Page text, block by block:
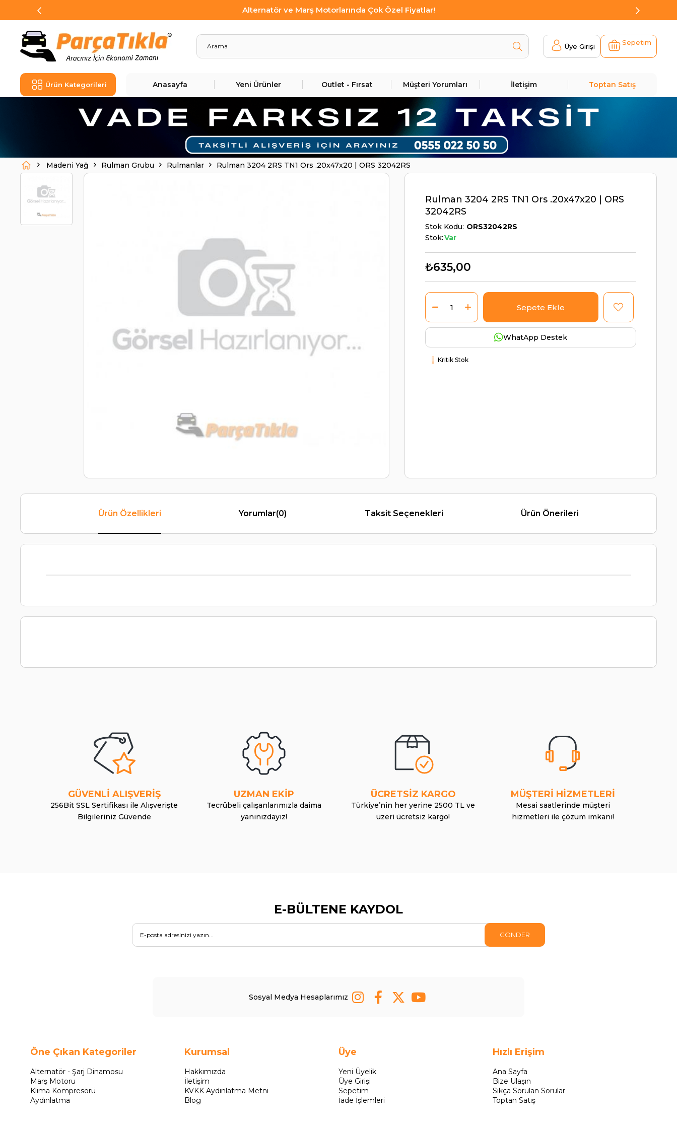
Alternatör ve Marş Motorlarında Çok Özel Fiyatlar!
Üye Girişi Sepetim
Ürün Kategorileri Anasayfa Yeni Ürünler Outlet - Fırsat Müşteri Yorumları İletişim Toptan Satış
Madeni Yağ Rulman Grubu Rulmanlar Rulman 3204 2RS TN1 Ors .20x47x20 | ORS 32042RS
Rulman 3204 2RS TN1 Ors .20x47x20 | ORS
32042RS
Stok Kodu ORS32042RS
Stok:Var
₺635,00
WhatApp Destek
Kritik Stok
Ürün Özellikleri Yorumlar(0) Taksit Seçenekleri Ürün Önerileri
GÜVENLİ ALIŞVERİŞ
256Bit SSL Sertifikası ile Alışverişte
Bilgileriniz Güvende
UZMAN EKİP
Tecrübeli çalışanlarımızla daima
yanınızdayız!
ÜCRETSİZ KARGO
Türkiye’nin her yerine 2500 TL ve
üzeri ücretsiz kargo!
MÜŞTERİ HİZMETLERİ
Mesai saatlerinde müşteri
hizmetleri ile çözüm imkanı!
E-BÜLTENE KAYDOL
GÖNDER
Sosyal Medya Hesaplarımız
Öne Çıkan Kategoriler
Alternatör - Şarj Dinamosu
Marş Motoru
Klima Kompresörü
Aydınlatma
Kurumsal
Hakkımızda
İletişim
KVKK Aydınlatma Metni
Blog
Üye
Yeni Üyelik
Üye Girişi
Sepetim
İade İşlemleri
Hızlı Erişim
Ana Sayfa
Bize Ulaşın
Sıkça Sorulan Sorular
Toptan Satış